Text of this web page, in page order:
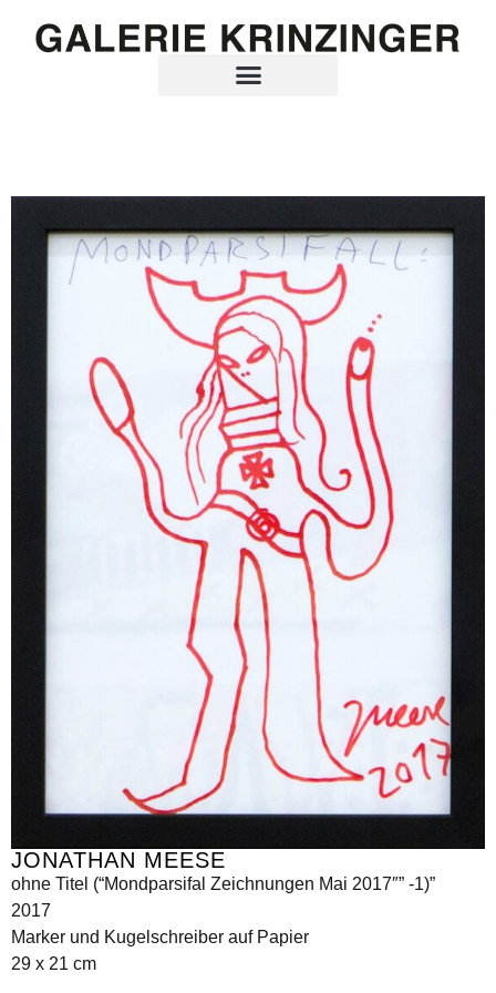
JONATHAN MEESE
ohne Titel (“Mondparsifal Zeichnungen Mai 2017″” -1)”
2017
Marker und Kugelschreiber auf Papier
29 x 21 cm